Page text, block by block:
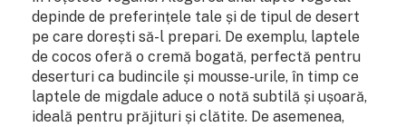
depinde de preferințele tale și de tipul de desert
pe care dorești să-l prepari. De exemplu, laptele
de cocos oferă o cremă bogată, perfectă pentru
deserturi ca budincile și mousse-urile, în timp ce
laptele de migdale aduce o notă subtilă și ușoară,
ideală pentru prăjituri și clătite. De asemenea,